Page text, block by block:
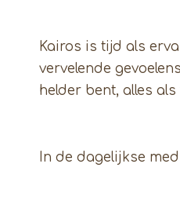
Kairos is tijd als
vervelende
helder bent, alles
In de dagelijkse